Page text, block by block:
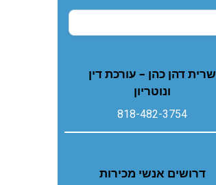
שרית דהן כהן – עורכת דין
ונוטריון
818-482-3754
דרושים אנשי מכירות